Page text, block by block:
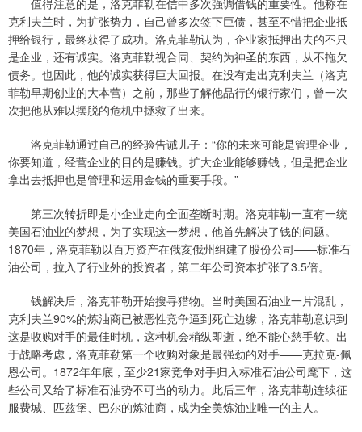
值得注意的是，洛克菲勒在信中多次强调借钱的重要性。他称在
克利夫兰时，为扩张势力，自己曾多次签下巨债，甚至不惜把企业抵
押给银行，最终获得了成功。洛克菲勒认为，企业家抵押出去的不只
是企业，还有诚实。洛克菲勒视合同、契约为神圣的东西，从不拖欠
债务。也因此，他的诚实获得巨大回报。在没有走出克利夫兰（洛克
菲勒早期创业的大本营）之前，那些了解他品行的银行家们，曾一次
次把他从难以摆脱的危机中拯救了出来。
洛克菲勒通过自己的经验告诫儿子：“你的未来可能是管理企业，
你要知道，经营企业的目的是赚钱。扩大企业能够赚钱，但是把企业
拿出去抵押也是管理和运用金钱的重要手段。”
第三次转折即是小企业走向全面垄断时期。洛克菲勒一直有一统
美国石油业的梦想，为了实现这一梦想，他首先解决了钱的问题。
1870年，洛克菲勒以百万资产在俄亥俄州组建了股份公司——标准石
油公司，拉入了行业外的投资者，第二年公司资本扩张了3.5倍。
钱解决后，洛克菲勒开始搜寻猎物。当时美国石油业一片混乱，
克利夫兰90%的炼油商已被恶性竞争逼到死亡边缘，洛克菲勒意识到
这是收购对手的最佳时机，这种机会稍纵即逝，绝不能心慈手软。出
于战略考虑，洛克菲勒第一个收购对象是最强劲的对手——克拉克-佩
恩公司。1872年年底，至少21家竞争对手归入标准石油公司麾下，这
些公司又给了标准石油势不可当的动力。此后三年，洛克菲勒连续征
服费城、匹兹堡、巴尔的炼油商，成为全美炼油业唯一的主人。